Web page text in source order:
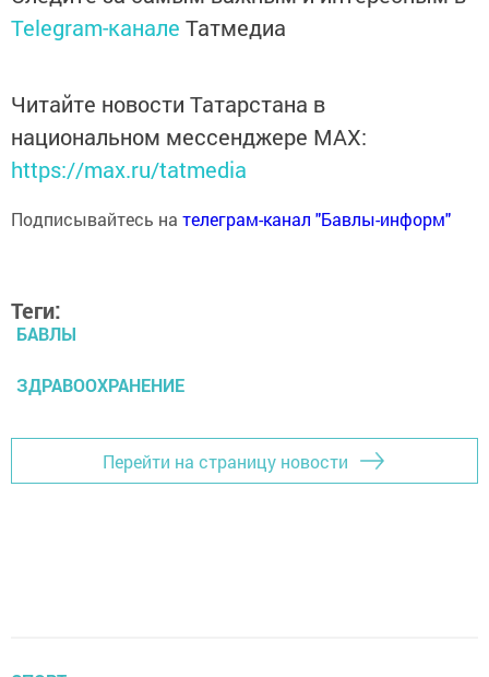
Telegram-канале Татмедиа
Читайте новости Татарстана в
национальном мессенджере MАХ:
https://max.ru/tatmedia
Подписывайтесь на телеграм-канал "Бавлы-информ"
Теги:
БАВЛЫ
ЗДРАВООХРАНЕНИЕ
Перейти на страницу новости